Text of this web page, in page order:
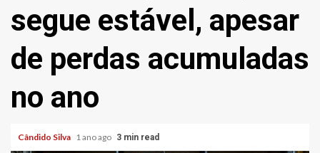
segue estável, apesar
de perdas acumuladas
no ano
Cândido Silva 1 ano ago 3 min read